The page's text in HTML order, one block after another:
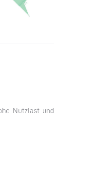
Nutzlast und